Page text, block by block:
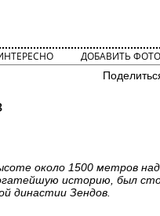
ДОБАВИТЬ
около 1500 метров
историю, был
династии Зендов.